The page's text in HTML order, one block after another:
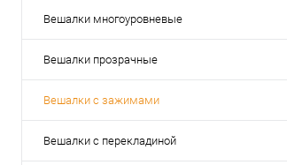
Вешалки многоуровневые
Вешалки прозрачные
Вешалки с зажимами
Вешалки с перекладиной